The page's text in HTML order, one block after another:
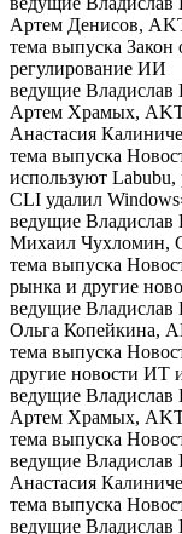
Артем Денисов,
тема выпуска Закон
регулирование ИИ
ведущие
Артем Храмых,
Анастасия
тема выпуска
используют Labubu,
CLI удалил
ведущие
Михаил Чухломин,
тема выпуска
рынка и другие
ведущие
Ольга Копейкина,
тема выпуска
другие новости ИТ
ведущие
Артем Храмых,
тема выпуска
ведущие
Анастасия
тема выпуска
ведущие